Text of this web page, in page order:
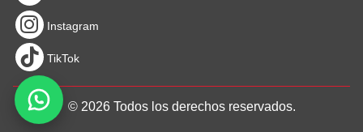
Instagram
TikTok
© 2026 Todos los derechos reservados.